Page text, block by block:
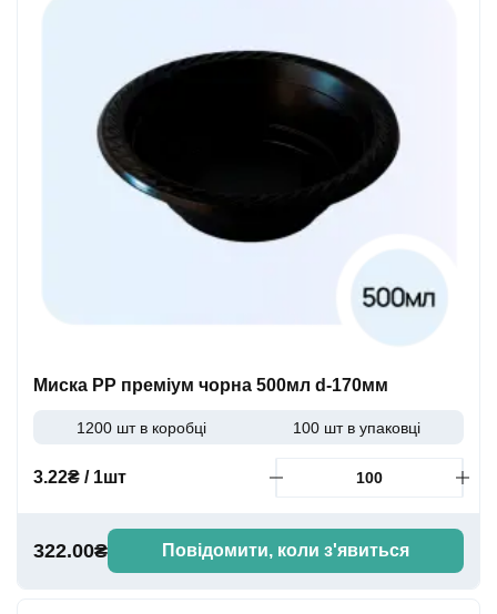
Миска PP преміум чорна 500мл d-170мм
1200 шт в коробці 100 шт в упаковці
3.22₴ / 1шт
322.00₴ Повідомити, коли з'явиться